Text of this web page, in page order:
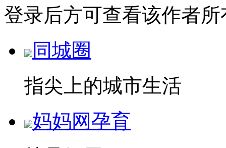
登录后方可查看该作者所
同城圈
指尖上的城市生活
妈妈网孕育